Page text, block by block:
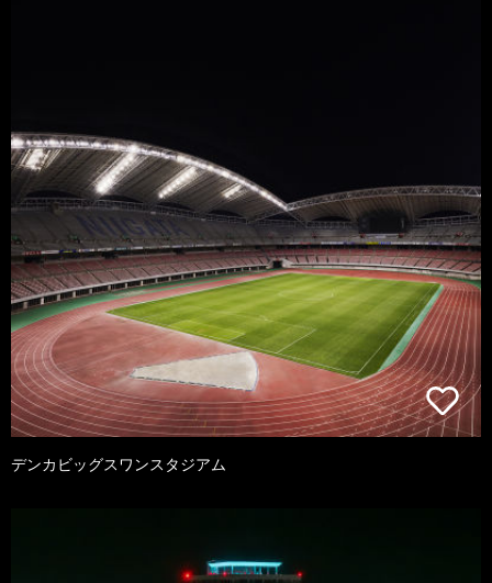
デンカビッグスワンスタジアム